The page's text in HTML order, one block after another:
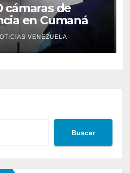
cámaras de
en Cumaná
VENEZUELA
Buscar